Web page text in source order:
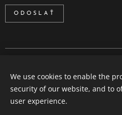
ODOSLAŤ
We use cookies to enable the
security of our website, and to
user experience.